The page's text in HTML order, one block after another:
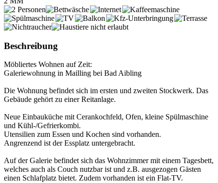
Beschreibung
Möbliertes Wohnen auf Zeit:
Galeriewohnung in Mailling bei Bad Aibling
Die Wohnung befindet sich im ersten und zweiten Stockwerk. Das
Gebäude gehört zu einer Reitanlage.
Neue Einbauküche mit Cerankochfeld, Ofen, kleine Spülmaschine
und Kühl-/Gefrierkombi.
Utensilien zum Essen und Kochen sind vorhanden.
Angrenzend ist der Essplatz untergebracht.
Auf der Galerie befindet sich das Wohnzimmer mit einem Tagesbett,
welches auch als Couch nutzbar ist und z.B. ausgezogen Gästen
einen Schlafplatz bietet. Zudem vorhanden ist ein Flat-TV.